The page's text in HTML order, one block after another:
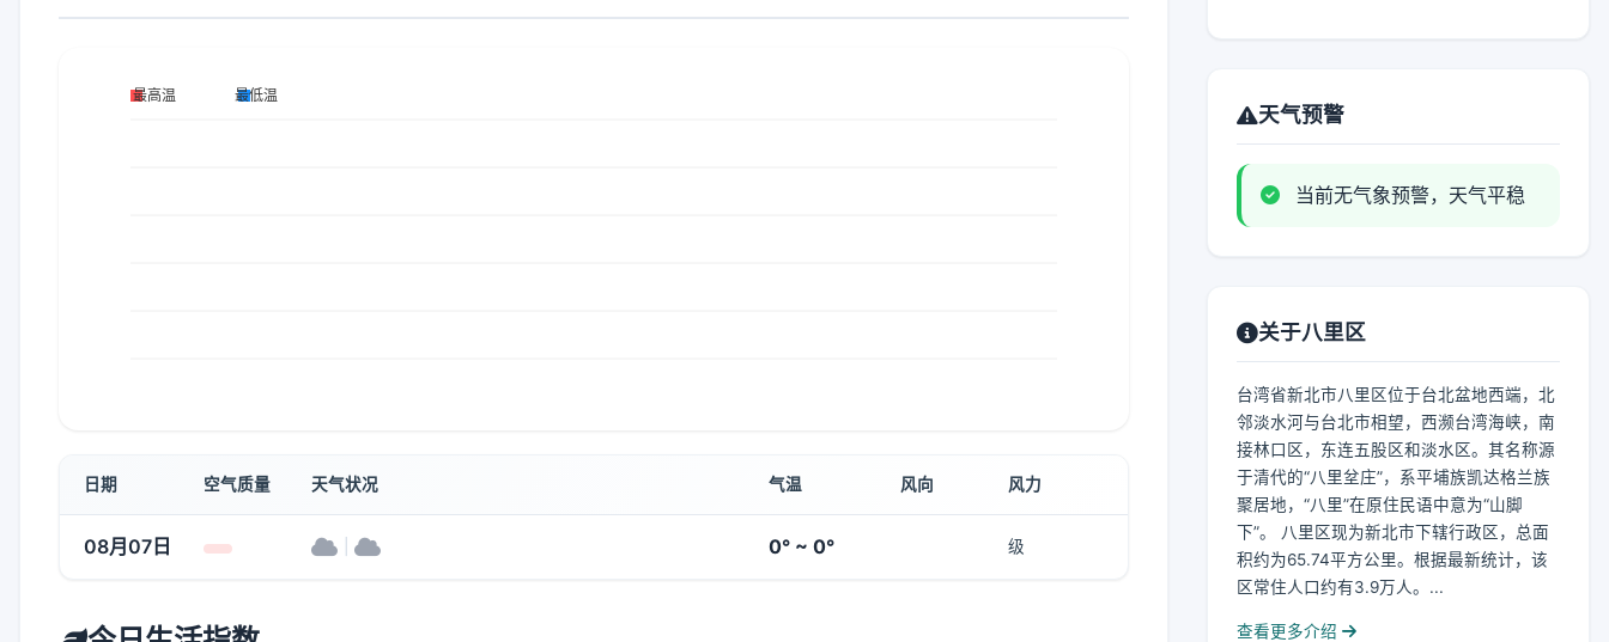
日期 空气质量 天气状况 气温 风向 风力
08月07日 0° ~ 0° 级
天气预警
当前无气象预警，天气平稳
关于八里区
台湾省新北市八里区位于台北盆地西端，北
邻淡水河与台北市相望，西濒台湾海峡，南
接林口区，东连五股区和淡水区。其名称源
于清代的“八里坌庄”，系平埔族凯达格兰族
聚居地，“八里”在原住民语中意为“山脚
下”。 八里区现为新北市下辖行政区，总面
积约为65.74平方公里。根据最新统计，该
区常住人口约有3.9万人。...
查看更多介绍